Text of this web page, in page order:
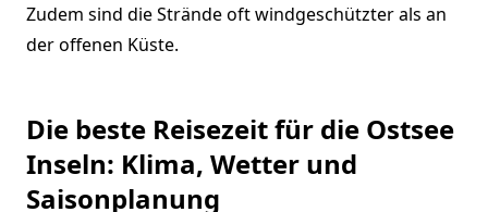
Zudem sind die Strände oft windgeschützter als an
der offenen Küste.
Die beste Reisezeit für die Ostsee
Inseln: Klima, Wetter und
Saisonplanung